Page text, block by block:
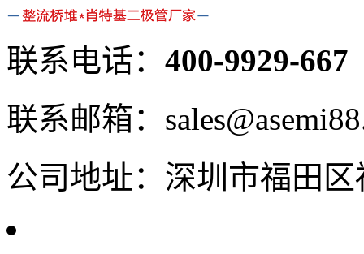
联系电话： 400-9929-667
联系邮箱：
公司地址：深圳市福田